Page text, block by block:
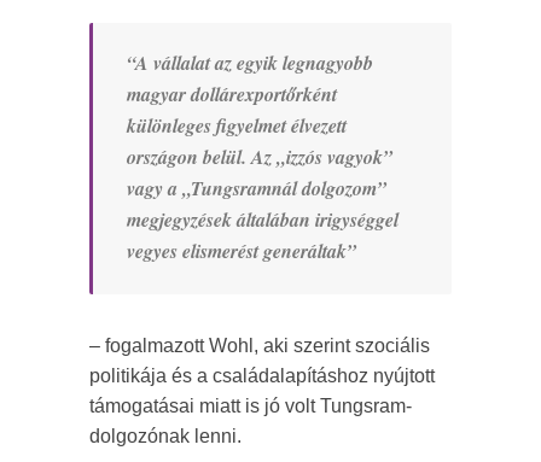
“A vállalat az egyik legnagyobb
magyar dollárexportőrként
különleges figyelmet élvezett
országon belül. Az „izzós vagyok”
vagy a „Tungsramnál dolgozom”
megjegyzések általában irigységgel
vegyes elismerést generáltak”
– fogalmazott Wohl, aki szerint szociális
politikája és a családalapításhoz nyújtott
támogatásai miatt is jó volt Tungsram-
dolgozónak lenni.